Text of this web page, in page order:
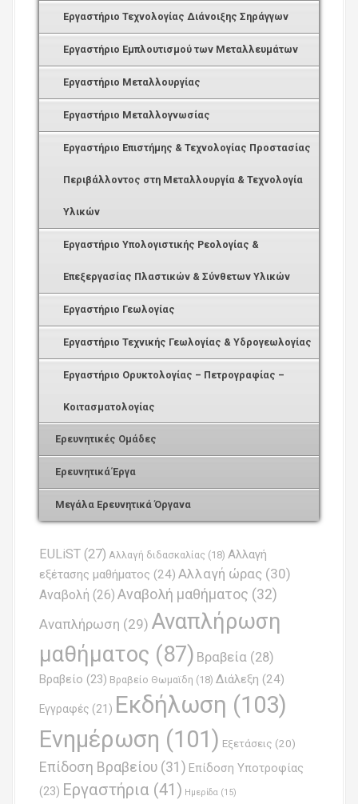
Εργαστήριο Τεχνολογίας Διάνοιξης Σηράγγων
Εργαστήριο Εμπλουτισμού των Μεταλλευμάτων
Εργαστήριο Μεταλλουργίας
Εργαστήριο Μεταλλογνωσίας
Εργαστήριο Επιστήμης & Τεχνολογίας Προστασίας
Περιβάλλοντος στη Μεταλλουργία & Τεχνολογία
Υλικών
Εργαστήριο Υπολογιστικής Ρεολογίας &
Επεξεργασίας Πλαστικών & Σύνθετων Υλικών
Εργαστήριο Γεωλογίας
Εργαστήριο Τεχνικής Γεωλογίας & Υδρογεωλογίας
Εργαστήριο Ορυκτολογίας – Πετρογραφίας –
Κοιτασματολογίας
Ερευνητικές Ομάδες
Ερευνητικά Έργα
Μεγάλα Ερευνητικά Όργανα
EULiST (27) Αλλαγή διδασκαλίας (18) Αλλαγή
εξέτασης μαθήματος (24) Αλλαγή ώρας (30)
Αναβολή (26) Αναβολή μαθήματος (32)
Αναπλήρωση (29) Αναπλήρωση
μαθήματος (87) Βραβεία (28)
Βραβείο (23) Βραβείο Θωμαϊδη (18) Διάλεξη (24)
Εγγραφές (21) Εκδήλωση (103)
Ενημέρωση (101) Εξετάσεις (20)
Επίδοση Βραβείου (31) Επίδοση Υποτροφίας
(23) Εργαστήρια (41) Ημερίδα (15)